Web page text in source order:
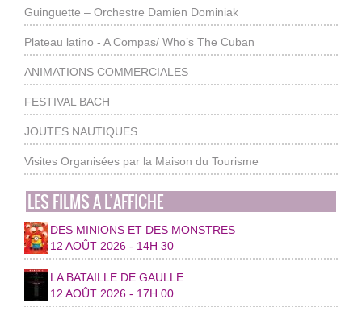
Guinguette – Orchestre Damien Dominiak
Plateau latino - A Compas/ Who’s The Cuban
ANIMATIONS COMMERCIALES
FESTIVAL BACH
JOUTES NAUTIQUES
Visites Organisées par la Maison du Tourisme
LES FILMS A L’AFFICHE
DES MINIONS ET DES MONSTRES
12 AOÛT 2026 - 14H 30
LA BATAILLE DE GAULLE
12 AOÛT 2026 - 17H 00